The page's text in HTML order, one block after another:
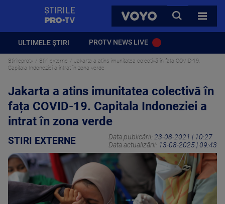
VOYO
CAUTA
TOATE
ULTIMELE ȘTIRI PROTV NEWS LIVE
Stirileprotv Stiri externe
Jakarta a atins imunitatea colectivă în fața COVID-19.
Capitala Indoneziei a intrat în zona verde
Jakarta a atins imunitatea colectivă în
fața COVID-19. Capitala Indoneziei a
intrat în zona verde
STIRI EXTERNE Data publicării: 23-08-2021 | 10:27
Data actualizării: 13-08-2025 | 09:43